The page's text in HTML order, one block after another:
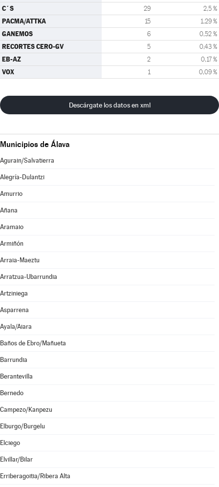
C´S 29 2,5 %
PACMA/ATTKA 15 1,29 %
GANEMOS 6 0,52 %
RECORTES CERO-GV 5 0,43 %
EB-AZ 2 0,17 %
VOX 1 0,09 %
Descárgate los datos en xml
Municipios de Álava
Agurain/Salvatierra
Alegría-Dulantzi
Amurrio
Añana
Aramaio
Armiñón
Arraia-Maeztu
Arratzua-Ubarrundia
Artziniega
Asparrena
Ayala/Aiara
Baños de Ebro/Mañueta
Barrundia
Berantevilla
Bernedo
Campezo/Kanpezu
Elburgo/Burgelu
Elciego
Elvillar/Bilar
Erriberagoitia/Ribera Alta